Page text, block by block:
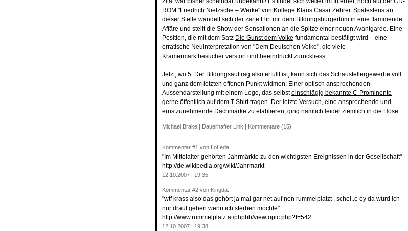
ROM "Friedrich Nietzsche – Werke" von Kollege Klaus Cäsar Zehrer. Spätestens an
dieser Stelle wandelt sich der zarte Flirt mit dem Bildungsbürgertum in eine flammende
Affäre und stellt die Show der Sensationen an die Spitze einer neuen Avantgarde. Eine
Position, die mit dem Satz Die Gunst dem Volke fundamental bestätigt wird – eine
erratische Neuinterpretation von "Dem Deutschen Volke", die viele
Kramermarktbesucher verstört und beeindruckt zurückliess.
Jetzt, wo 5. Der Bildungsauftrag also erfüllt ist, kann sich das Schaustellergewerbe voll
und ganz dem letzten offenen Punkt widmen: Einer optisch ansprechenden
Aussendarstellung mit einem Logo, das selbsteinschlägig bekannte C-Prominente
gerne öffentlich auf dem T-Shirt tragen. Der letzte Versuch, eine ansprechende und
ernstzunehmende Dachmarke zu etablieren, ging nämlich leider ziemlich in die Hose.
Michael Brake | Dauerhafter Link | Kommentare (15)
Kommentar #1 von LoLeda:
"Im Mittelalter gehörten Jahrmärkte zu den wichtigsten Ereignissen in der Gesellschaft"
http://de.wikipedia.org/wiki/Jahrmarkt
12.10.2007 | 19:35
Kommentar #2 von Kingda:
"wtf krass also das gehört ja mal gar net auf nen rummelplatzt . schei..e ey da würd ich
nur drauf gehen wenn ich sterben möchte"
http://www.rummelplatz.at/phpbb/viewtopic.php?t=542
12.10.2007 | 19:38